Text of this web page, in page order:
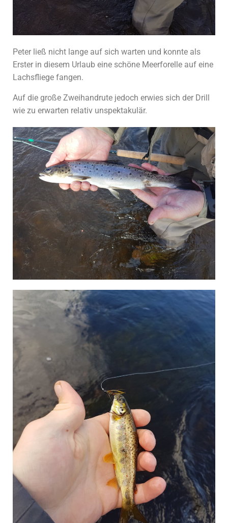
Peter ließ nicht lange auf sich warten und konnte als
Erster in diesem Urlaub eine schöne Meerforelle auf eine
Lachsfliege fangen.
Auf die große Zweihandrute jedoch erwies sich der Drill
wie zu erwarten relativ unspektakulär.